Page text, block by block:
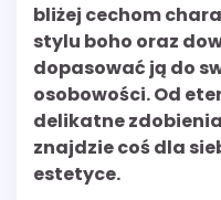
bliżej cechom
stylu boho oraz
dopasować ją do
osobowości. Od
delikatne
znajdzie coś dla
estetyce.